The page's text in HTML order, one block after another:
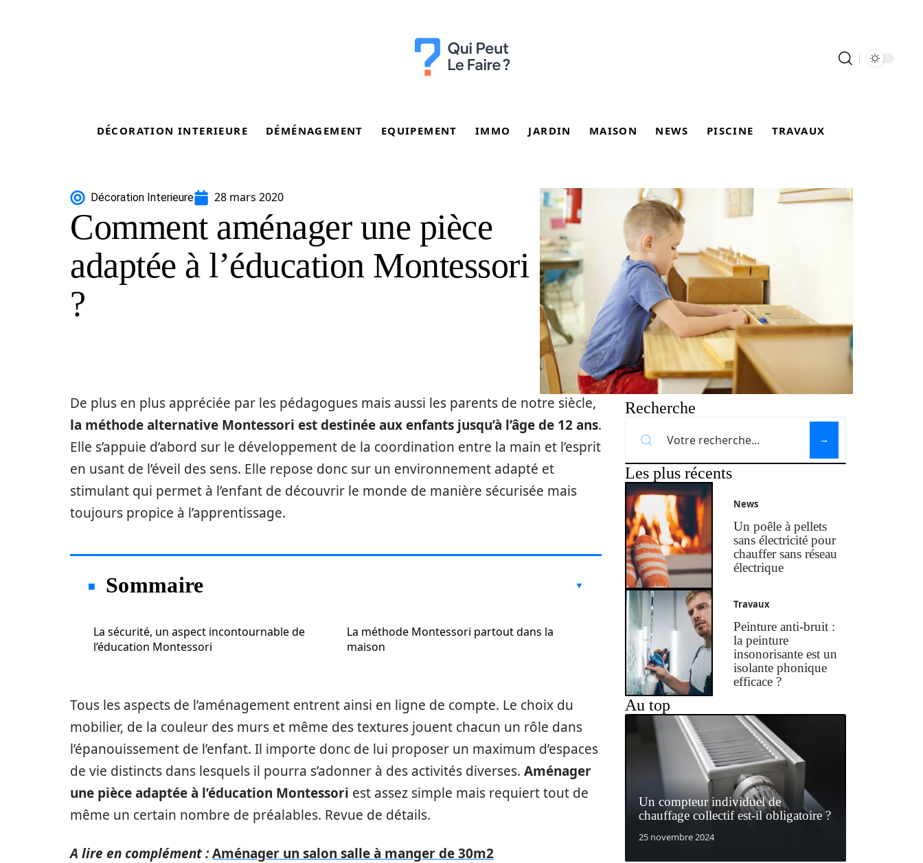
DÉCORATION INTERIEURE DÉMÉNAGEMENT EQUIPEMENT IMMO JARDIN MAISON NEWS PISCINE TRAVAUX
Décoration Interieure 28 mars 2020
Comment aménager une pièce
adaptée à l’éducation Montessori
?
De plus en plus appréciée par les pédagogues mais aussi les parents de notre siècle,
la méthode alternative Montessori est destinée aux enfants jusqu’à l’âge de 12 ans.
Elle s’appuie d’abord sur le développement de la coordination entre la main et l’esprit
en usant de l’éveil des sens. Elle repose donc sur un environnement adapté et
stimulant qui permet à l’enfant de découvrir le monde de manière sécurisée mais
toujours propice à l’apprentissage.
Sommaire
La sécurité, un aspect incontournable de
l’éducation Montessori
La méthode Montessori partout dans la
maison
Tous les aspects de l’aménagement entrent ainsi en ligne de compte. Le choix du
mobilier, de la couleur des murs et même des textures jouent chacun un rôle dans
l’épanouissement de l’enfant. Il importe donc de lui proposer un maximum d’espaces
de vie distincts dans lesquels il pourra s’adonner à des activités diverses. Aménager
une pièce adaptée à l’éducation Montessori est assez simple mais requiert tout de
même un certain nombre de préalables. Revue de détails.
A lire en complément :Aménager un salon salle à manger de 30m2
Recherche
Les plus récents
News
Un poêle à pellets
sans électricité pour
chauffer sans réseau
électrique
Travaux
Peinture anti-bruit :
la peinture
insonorisante est un
isolante phonique
efficace ?
Au top
Un compteur individuel de
chauffage collectif est-il obligatoire ?
25 novembre 2024